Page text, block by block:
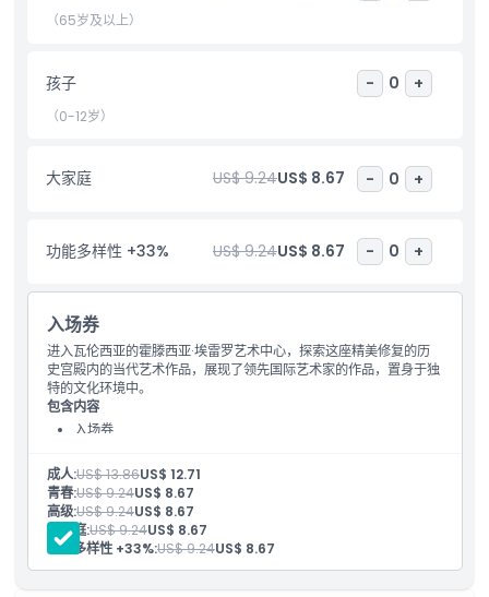
取消政策
（65岁及以上）
孩子 - 0 +
（0-12岁）
大家庭 US$ 9.24US$ 8.67 - 0 +
功能多样性 +33% US$ 9.24US$ 8.67 - 0 +
入场券
进入瓦伦西亚的霍滕西亚·埃雷罗艺术中心，探索这座精美修复的历
史宫殿内的当代艺术作品，展现了领先国际艺术家的作品，置身于独
特的文化环境中。
包含内容
入场券
成人:US$ 13.86US$ 12.71
青春:US$ 9.24US$ 8.67
高级:US$ 9.24US$ 8.67
大家庭:US$ 9.24US$ 8.67
功能多样性 +33%:US$ 9.24US$ 8.67